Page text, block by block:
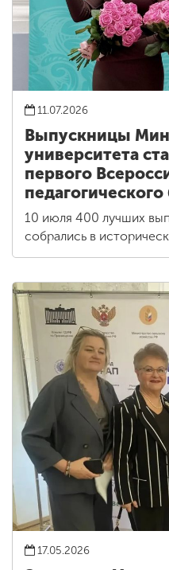
11.07.2026
Выпускницы
университета
первого
10 июля 400 лучших
собрались в
17.05.2026